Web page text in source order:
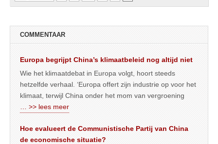
COMMENTAAR
Europa begrijpt China’s klimaatbeleid nog altijd niet
Wie het klimaatdebat in Europa volgt, hoort steeds
hetzelfde verhaal. ‘Europa offert zijn industrie op voor het
klimaat, terwijl China onder het mom van vergroening
… >> lees meer
Hoe evalueert de Communistische Partij van China
de economische situatie?